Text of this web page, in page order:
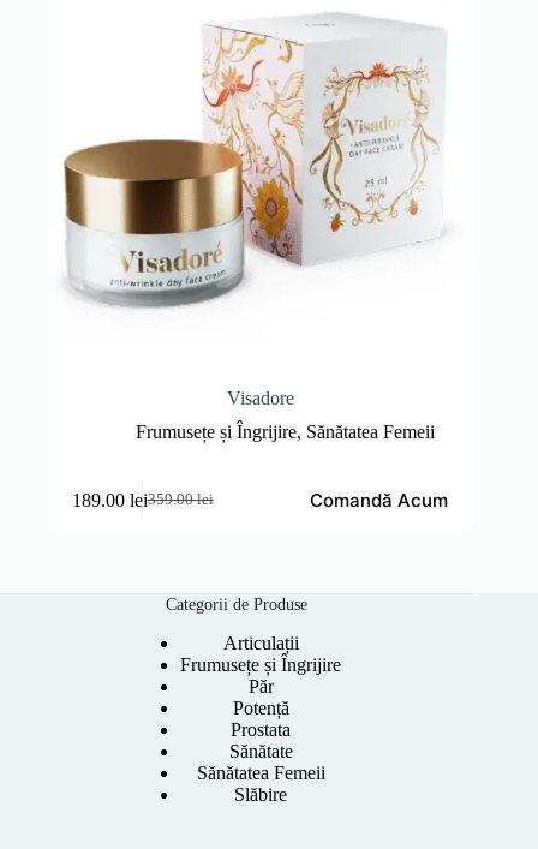
Visadore
Frumusețe și Îngrijire, Sănătatea Femeii
359.00lei
Prețul
359.00 lei.
189.00 leiPrețul
Comandă Acum
Categorii de Produse
Articulații
Frumusețe și Îngrijire
Păr
Potență
Prostata
Sănătate
Sănătatea Femeii
Slăbire